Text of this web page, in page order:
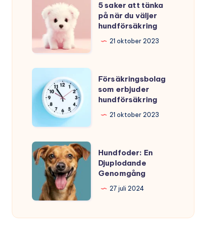
saker
tänka
på
när
väljer
hundförsäkring
5 saker att tänka
på när du väljer
hundförsäkring
21 oktober 2023
Försäkringsbolag
som
erbjuder
hundförsäkring
Försäkringsbolag
som erbjuder
hundförsäkring
21 oktober 2023
Hundfoder:
En
Djuplodande
Genomgång
Hundfoder: En
Djuplodande
Genomgång
27 juli 2024